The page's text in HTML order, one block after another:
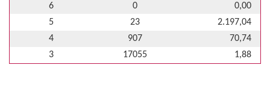
6 0
0,00
5
23
2.197,04
4
907
70,74
3
17055 1,88